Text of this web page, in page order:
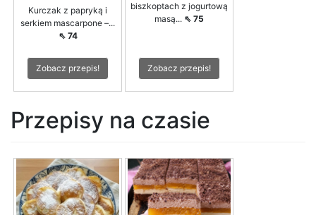
Kurczak z papryką i
serkiem mascarpone –...
⇖ 74
Zobacz przepis!
biszkoptach z jogurtową
masą... ⇖ 75
Zobacz przepis!
Przepisy na czasie